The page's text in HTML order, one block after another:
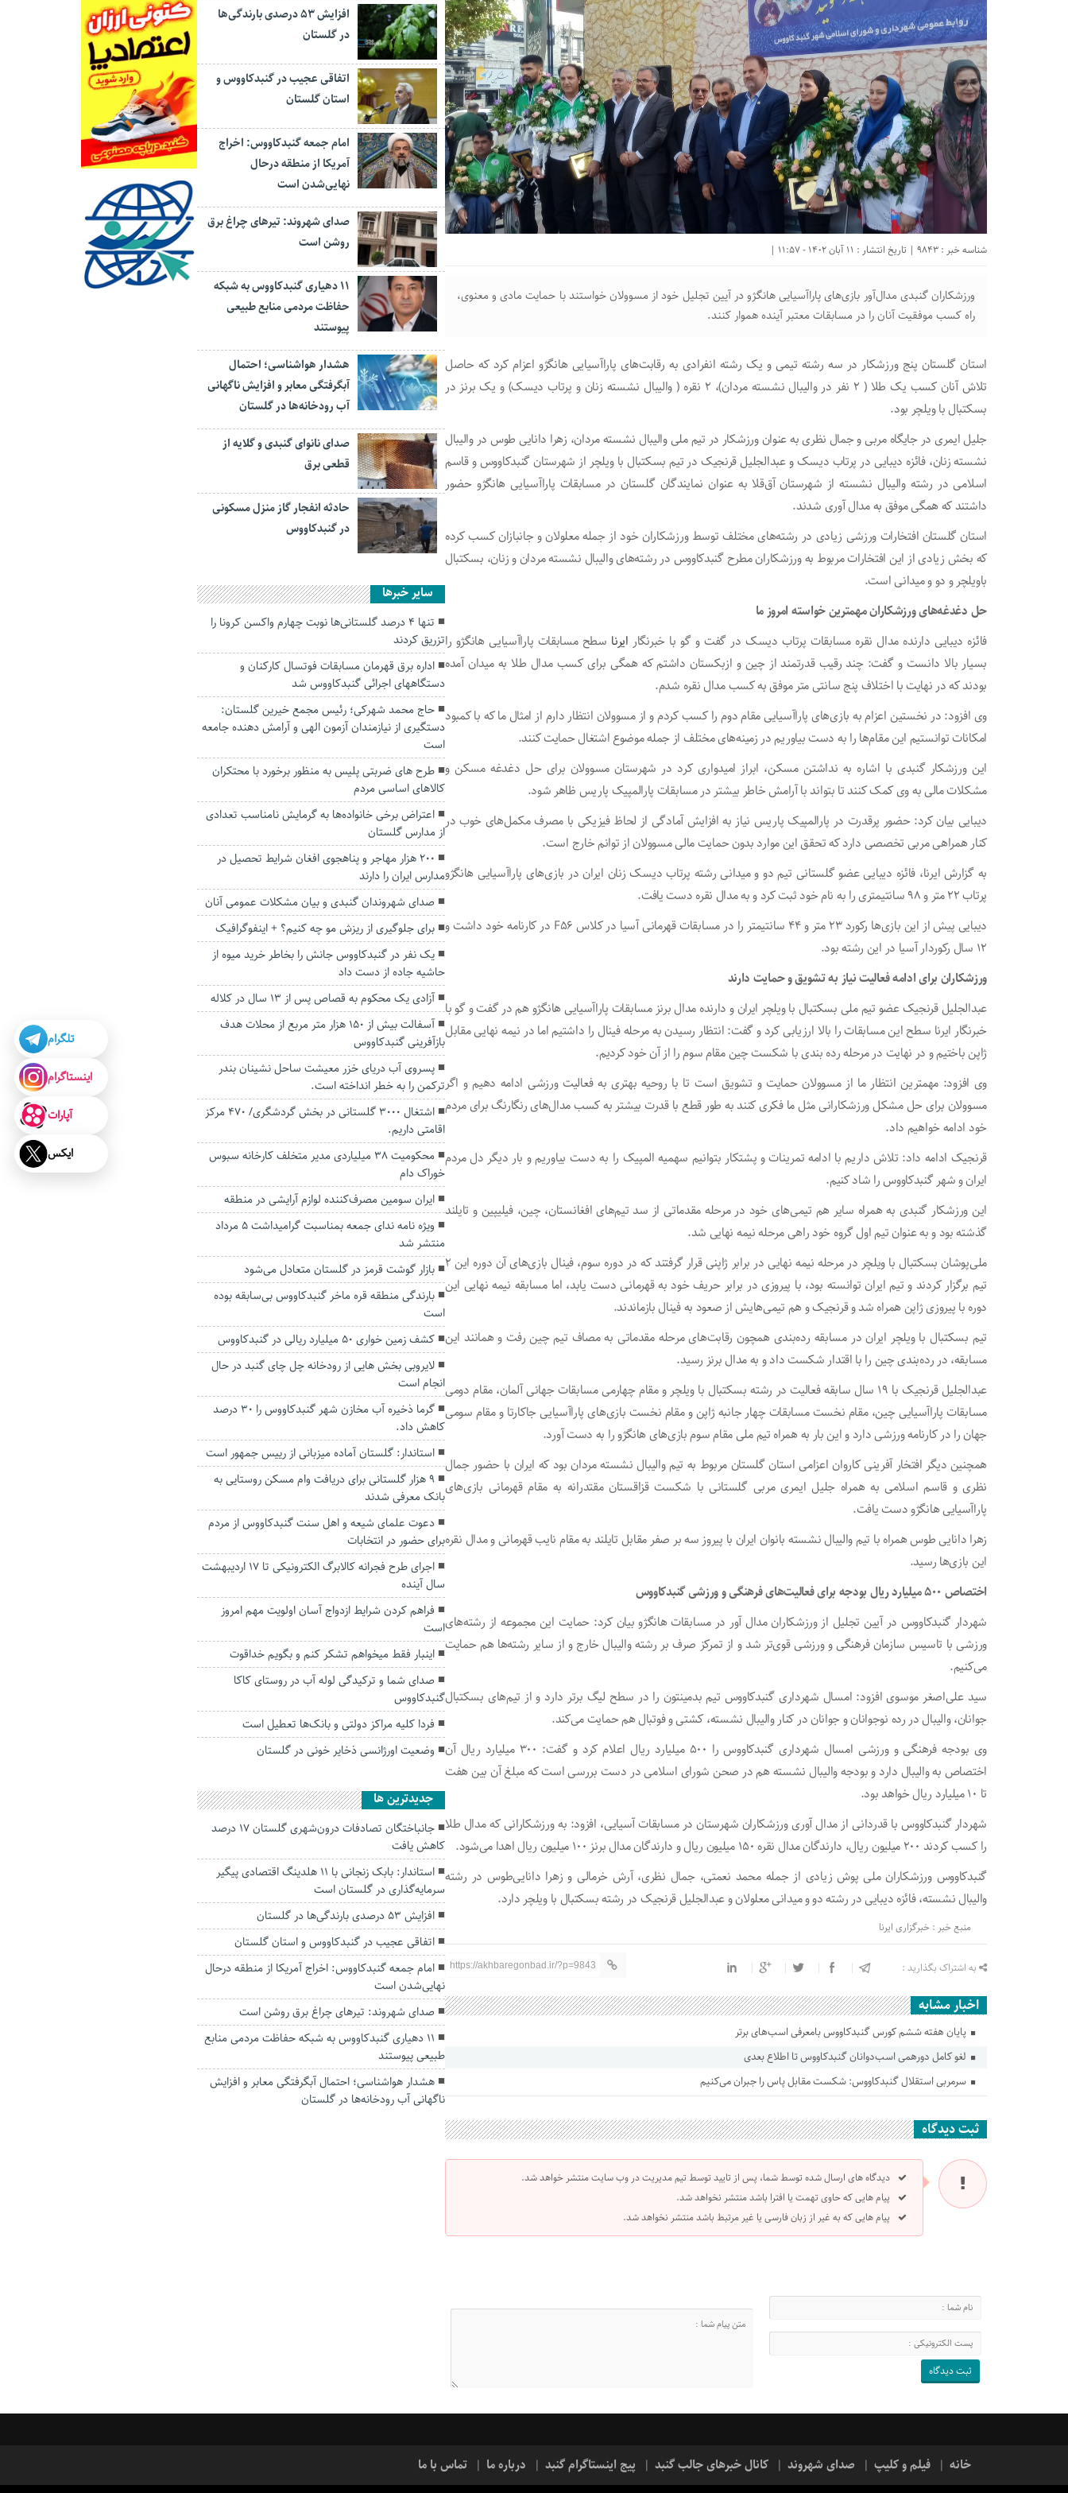
شناسه خبر : 9843 | تاریخ انتشار : 11 آبان 1402 - 11:57 |
ورزشکاران گنبدی مدال‌آور بازی‌های پاراآسیایی هانگژو در آیین تجلیل خود از مسوولان خواستند با حمایت مادی و معنوی،
راه کسب موفقیت آنان را در مسابقات معتبر آینده هموار کنند.
استان گلستان پنج ورزشکار در سه رشته تیمی و یک رشته انفرادی به رقابت‌های پاراآسیایی هانگژو اعزام کرد که حاصل
تلاش آنان کسب یک طلا ( ۲ نفر در والیبال نشسته مردان)، ۲ نقره ( والیبال نشسته زنان و پرتاب دیسک) و یک برنز در
بسکتبال با ویلچر بود.
جلیل ایمری در جایگاه مربی و جمال نظری به عنوان ورزشکار در تیم ملی والیبال نشسته مردان، زهرا دانایی طوس در والیبال
نشسته زنان، فائزه دیبایی در پرتاب دیسک و عبدالجلیل قرنجیک در تیم بسکتبال با ویلچر از شهرستان گنبدکاووس و قاسم
اسلامی در رشته والیبال نشسته از شهرستان آق‌قلا به عنوان نمایندگان گلستان در مسابقات پاراآسیایی هانگژو حضور
داشتند که همگی موفق به مدال آوری شدند.
استان گلستان افتخارات ورزشی زیادی در رشته‌های مختلف توسط ورزشکاران خود از جمله معلولان و جانبازان کسب کرده
که بخش زیادی از این افتخارات مربوط به ورزشکاران مطرح گنبدکاووس در رشته‌های والیبال نشسته مردان و زنان، بسکتبال
باویلچر و دو و میدانی است.
حل دغدغه‌های ورزشکاران مهمترین خواسته امروز ما
فائزه دیبایی دارنده مدال نقره مسابقات پرتاب دیسک در گفت و گو با خبرنگار ایرنا سطح مسابقات پاراآسیایی هانگژو را
بسیار بالا دانست و گفت: چند رقیب قدرتمند از چین و ازبکستان داشتم که همگی برای کسب مدال طلا به میدان آمده
بودند که در نهایت با اختلاف پنج سانتی متر موفق به کسب مدال نقره شدم.
وی افزود: در نخستین اعزام به بازی‌های پاراآسیایی مقام دوم را کسب کردم و از مسوولان انتظار دارم از امثال ما که با کمبود
امکانات توانستیم این مقام‌ها را به دست بیاوریم در زمینه‌های مختلف از جمله موضوع اشتغال حمایت کنند.
این ورزشکار گنبدی با اشاره به نداشتن مسکن، ابراز امیدواری کرد در شهرستان مسوولان برای حل دغدغه مسکن و
مشکلات مالی به وی کمک کنند تا بتواند با آرامش خاطر بیشتر در مسابقات پارالمپیک پاریس ظاهر شود.
دیبایی بیان کرد: حضور پرقدرت در پارالمپیک پاریس نیاز به افزایش آمادگی از لحاظ فیزیکی با مصرف مکمل‌های خوب در
کنار همراهی مربی تخصصی دارد که تحقق این موارد بدون حمایت مالی مسوولان از توانم خارج است.
به گزارش ایرنا، فائزه دیبایی عضو گلستانی تیم دو و میدانی رشته پرتاب دیسک زنان ایران در بازی‌های پاراآسیایی هانگژو
پرتاب ۲۲ متر و ۹۸ سانتیمتری را به نام خود ثبت کرد و به مدال نقره دست یافت.
دیبایی پیش از این بازی‌ها رکورد ۲۳ متر و ۴۴ سانتیمتر را در مسابقات قهرمانی آسیا در کلاس F۵۶ در کارنامه خود داشت و
۱۲ سال رکوردار آسیا در این رشته بود.
ورزشکاران برای ادامه فعالیت نیاز به تشویق و حمایت دارند
عبدالجلیل قرنجیک عضو تیم ملی بسکتبال با ویلچر ایران و دارنده مدال برنز مسابقات پاراآسیایی هانگژو هم در گفت و گو با
خبرنگار ایرنا سطح این مسابقات را بالا ارزیابی کرد و گفت: انتظار رسیدن به مرحله فینال را داشتیم اما در نیمه نهایی مقابل
ژاپن باختیم و در نهایت در مرحله رده بندی با شکست چین مقام سوم را از آن خود کردیم.
وی افزود: مهمترین انتظار ما از مسوولان حمایت و تشویق است تا با روحیه بهتری به فعالیت ورزشی ادامه دهیم و اگر
مسوولان برای حل مشکل ورزشکارانی مثل ما فکری کنند به طور قطع با قدرت بیشتر به کسب مدال‌های رنگارنگ برای مردم
خود ادامه خواهیم داد.
قرنجیک ادامه داد: تلاش داریم با ادامه تمرینات و پشتکار بتوانیم سهمیه المپیک را به دست بیاوریم و بار دیگر دل مردم
ایران و شهر گنبدکاووس را شاد کنیم.
این ورزشکار گنبدی به همراه سایر هم تیمی‌های خود در مرحله مقدماتی از سد تیم‌های افغانستان، چین، فیلیپین و تایلند
گذشته بود و به عنوان تیم اول گروه خود راهی مرحله نیمه نهایی شد.
ملی‌پوشان بسکتبال با ویلچر در مرحله نیمه نهایی در برابر ژاپنی قرار گرفتند که در دوره سوم، فینال بازی‌های آن دوره این ۲
تیم برگزار کردند و تیم ایران توانسته بود، با پیروزی در برابر حریف خود به قهرمانی دست یابد، اما مسابقه نیمه نهایی این
دوره با پیروزی ژاپن همراه شد و قرنجیک و هم تیمی‌هایش از صعود به فینال بازماندند.
تیم بسکتبال با ویلچر ایران در مسابقه رده‌بندی همچون رقابت‌های مرحله مقدماتی به مصاف تیم چین رفت و همانند این
مسابقه، در رده‌بندی چین را با اقتدار شکست داد و به مدال برنز رسید.
عبدالجلیل قرنجیک با ۱۹ سال سابقه فعالیت در رشته بسکتبال با ویلچر و مقام‌ چهارمی مسابقات جهانی آلمان، مقام دومی
مسابقات پاراآسیایی چین، مقام نخست مسابقات چهار جانبه ژاپن و مقام نخست بازی‌های پاراآسیایی جاکارتا و مقام سومی
جهان را در کارنامه ورزشی دارد و این بار به همراه تیم ملی مقام سوم بازی‌های هانگژو را به دست آورد.
همچنین دیگر افتخار آفرینی کاروان اعزامی استان گلستان مربوط به تیم والیبال نشسته مردان بود که ایران با حضور جمال
نظری و قاسم اسلامی به همراه جلیل ایمری مربی گلستانی با شکست قزاقستان مقتدرانه به مقام قهرمانی بازی‌های
پاراآسیایی هانگژو دست یافت.
زهرا دانایی طوس همراه با تیم والیبال نشسته بانوان ایران با پیروز سه بر صفر مقابل تایلند به مقام نایب قهرمانی و مدال نقره
این بازی‌ها رسید.
اختصاص ۵۰۰ میلیارد ریال بودجه برای فعالیت‌های فرهنگی و ورزشی گنبدکاووس
شهردار گنبدکاووس در آیین تجلیل از ورزشکاران مدال آور در مسابقات هانگژو بیان کرد: حمایت این مجموعه از رشته‌های
ورزشی با تاسیس سازمان فرهنگی و ورزشی قوی‌تر شد و از تمرکز صرف بر رشته والیبال خارج و از سایر رشته‌ها هم حمایت
می‌کنیم.
سید علی‌اصغر موسوی افزود: امسال شهرداری گنبدکاووس تیم بدمینتون را در سطح لیگ برتر دارد و از تیم‌های بسکتبال
جوانان، والیبال در رده نوجوانان و جوانان در کنار والیبال نشسته، کشتی و فوتبال هم حمایت می‌کند.
وی بودجه فرهنگی و ورزشی امسال شهرداری گنبدکاووس را ۵۰۰ میلیارد ریال اعلام کرد و گفت: ۳۰۰ میلیارد ریال آن
اختصاص به والیبال دارد و بودجه والیبال نشسته هم در صحن شورای اسلامی در دست بررسی است که مبلغ آن بین هفت
تا ۱۰ میلیارد ریال خواهد بود.
شهردار گنبدکاووس با قدردانی از مدال آوری ورزشکاران شهرستان در مسابقات آسیایی، افزود: به ورزشکارانی که مدال طلا
را کسب کردند ۲۰۰ میلیون ریال، دارندگان مدال نقره ۱۵۰ میلیون ریال و دارندگان مدال برنز ۱۰۰ میلیون ریال اهدا می‌شود.
گنبدکاووس ورزشکاران ملی پوش زیادی از جمله محمد نعمتی، جمال نظری، آرش خرمالی و زهرا دانایی‌طوس در رشته
والیبال نشسته، فائزه دیبایی در رشته دو و میدانی معلولان و عبدالجلیل قرنجیک در رشته بسکتبال با ویلچر دارد.
منبع خبر : خبرگزاری ایرنا
به اشتراک بگذارید : https://akhbaregonbad.ir/?p=9843
اخبار مشابه
پایان هفته ششم کورس گنبدکاووس بامعرفی اسب‌های برتر
لغو کامل دورهمی اسب‌دوانان گنبدکاووس تا اطلاع بعدی
سرمربی استقلال گنبدکاووس: شکست مقابل پاس را جبران می‌کنیم
ثبت دیدگاه
دیدگاه های ارسال شده توسط شما، پس از تایید توسط تیم مدیریت در وب سایت منتشر خواهد شد.
پیام هایی که حاوی تهمت یا افترا باشد منتشر نخواهد شد.
پیام هایی که به غیر از زبان فارسی یا غیر مرتبط باشد منتشر نخواهد شد.
افزایش ۵۳ درصدی بارندگی‌ها
در گلستان
اتفاقی عجیب در‌ گنبدکاووس و
استان گلستان
امام جمعه گنبدکاووس: اخراج
آمریکا از منطقه درحال
نهایی‌شدن است
صدای شهروند: تیرهای چراغ برق
روشن است
۱۱ دهیاری گنبدکاووس به شبکه
حفاظت مردمی منابع طبیعی
پیوستند
هشدار هواشناسی؛ احتمال
آبگرفتگی معابر و افزایش ناگهانی
آب رودخانه‌ها در گلستان
صدای نانوای گنبدی و گلایه از
قطعی برق
حادثه انفجار گاز منزل مسکونی
در گنبدکاووس
سایر خبرها
تنها 4 درصد گلستانی‌ها نوبت چهارم واکسن کرونا را
تزریق کردند
اداره برق قهرمان مسابقات فوتسال کارکنان و
دستگاههای اجرائی گنبدکاووس شد
حاج محمد شهرکی؛ رئیس مجمع خیرین گلستان:
دستگیری از نیازمندان آزمون الهی و آرامش دهنده جامعه
است
طرح های ضربتی پلیس به منظور برخورد با محتکران
کالاهای اساسی مردم
اعتراض برخی خانواده‌ها به گرمایش نامناسب تعدادی
از مدارس گلستان
۲۰۰ هزار مهاجر و پناهجوی افغان شرایط تحصیل در
مدارس ایران را دارند
صدای شهروندان گنبدی و بیان مشکلات عمومی آنان
برای جلوگیری از ریزش مو چه کنیم؟ + اینفوگرافیک
یک نفر در گنبدکاووس جانش را بخاطر خرید میوه از
حاشیه جاده از دست داد
آزادی یک محکوم به قصاص پس از ۱۳ سال در کلاله
آسفالت بیش از ۱۵۰ هزار متر مربع از محلات هدف
بازآفرینی گنبدکاووس
پسروی آب دریای خزر معیشت ساحل نشینان بندر
ترکمن را به خطر انداخته است.
اشتغال ۳۰۰۰ گلستانی در بخش گردشگری/ ۴۷۰ مرکز
اقامتی داریم.
محکومیت ۳۸ میلیاردی مدیر متخلف کارخانه سبوس
خوراک دام
ایران سومین مصرف‌کننده لوازم آرایشی در منطقه
ویژه نامه ندای جمعه بمناسبت گرامیداشت ۵ مرداد
منتشر شد
بازار گوشت قرمز در گلستان متعادل می‌شود
بارندگی منطقه قره ماخر گنبدکاووس بی‌سابقه بوده
است
کشف زمین خواری ۵۰ میلیارد ریالی در گنبدکاووس
لایروبی بخش هایی از رودخانه چل چای گنبد در حال
انجام است
گرما ذخیره آب مخازن شهر گنبدکاووس را ۳۰ درصد
کاهش داد.
استاندار: گلستان آماده میزبانی از رییس جمهور است
۹ هزار گلستانی برای دریافت وام مسکن روستایی به
بانک معرفی شدند
دعوت علمای شیعه و اهل سنت گنبدکاووس از مردم
برای حضور در انتخابات
اجرای طرح فجرانه کالابرگ الکترونیکی تا ۱۷ اردیبهشت
سال آینده
فراهم کردن شرایط ازدواج آسان اولویت مهم امروز
است
اینبار فقط میخواهم تشکر کنم و بگویم خداقوت
صدای شما و ترکیدگی لوله آب در روستای کاکا
گنبدکاووس
فردا کلیه مراکز دولتی و بانک‌ها تعطیل است
وضعیت اورژانسی ذخایر خونی در گلستان
جديدترين ها
جانباختگان تصادفات درون‌شهری گلستان ۱۷ درصد
کاهش یافت
استاندار: بابک زنجانی با ۱۱ هلدینگ اقتصادی پیگیر
سرمایه‌گذاری در گلستان است
افزایش ۵۳ درصدی بارندگی‌ها در گلستان
اتفاقی عجیب در‌ گنبدکاووس و استان گلستان
امام جمعه گنبدکاووس: اخراج آمریکا از منطقه درحال
نهایی‌شدن است
صدای شهروند: تیرهای چراغ برق روشن است
۱۱ دهیاری گنبدکاووس به شبکه حفاظت مردمی منابع
طبیعی پیوستند
هشدار هواشناسی؛ احتمال آبگرفتگی معابر و افزایش
ناگهانی آب رودخانه‌ها در گلستان
خانه فیلم و کلیپ صدای شهروند کانال خبرهای جالب گنبد پیج اینستاگرام گنبد درباره ما تماس با ما
تلگرام
اینستاگرام
آپارات
ایکس